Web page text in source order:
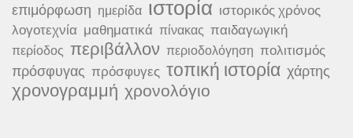
επιμόρφωση ημερίδα ιστορία ιστορικός χρόνος
λογοτεχνία μαθηματικά πίνακας παιδαγωγική
περίοδος περιβάλλον περιοδολόγηση πολιτισμός
πρόσφυγας πρόσφυγες τοπική ιστορία χάρτης
χρονογραμμή χρονολόγιο